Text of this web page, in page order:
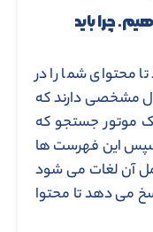
چرا باید
محتوای شما را در
مشخصی دارند که
موتور جستجو که
سپس این فهرست ها
آن لغات می شود
می دهد تا محتوا